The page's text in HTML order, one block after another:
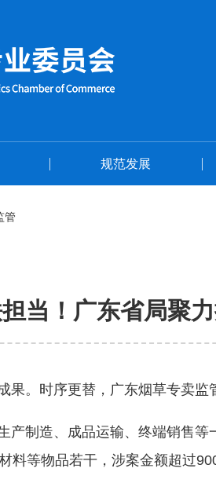
规范发展
管
当！广东省局聚
果。时序更替，广东烟草专卖
产制造、成品运输、终端销售
等物品若干，涉案金额超过